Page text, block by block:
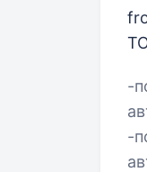
-
-